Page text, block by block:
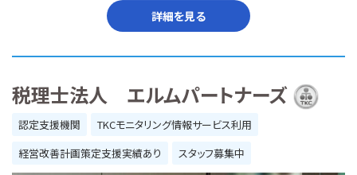
詳細を見る
税理士法人 エルムパートナーズ
認定支援機関
TKCモニタリング情報サービス利用
経営改善計画策定支援実績あり
スタッフ募集中